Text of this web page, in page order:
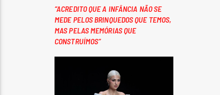
“ACREDITO QUE A INFÂNCIA NÃO SE
MEDE PELOS BRINQUEDOS QUE TEMOS,
MAS PELAS MEMÓRIAS QUE
CONSTRUÍMOS”